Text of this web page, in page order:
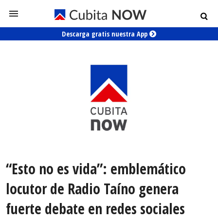
Descarga gratis nuestra App
“Esto no es vida”: emblemático
locutor de Radio Taíno genera
fuerte debate en redes sociales